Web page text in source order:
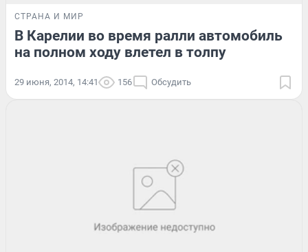
СТРАНА И МИР
В Карелии во время ралли автомобиль
на полном ходу влетел в толпу
29 июня, 2014, 14:41 156 Обсудить